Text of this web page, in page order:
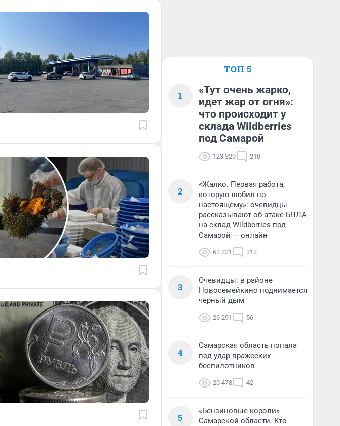
ТОП 5
1
«Тут очень жарко,
идет жар от огня»:
что происходит у
склада Wildberries
под Самарой
123 329 210
2
«Жалко. Первая работа,
которую любил по-
настоящему»: очевидцы
рассказывают об атаке БПЛА
на склад Wildberries под
Самарой — онлайн
62 331 312
3
Очевидцы: в районе
Новосемейкино поднимается
черный дым
26 291 56
4
Самарская область попала
под удар вражеских
беспилотников
20 478 42
5
«Бензиновые короли»
Самарской области. Кто